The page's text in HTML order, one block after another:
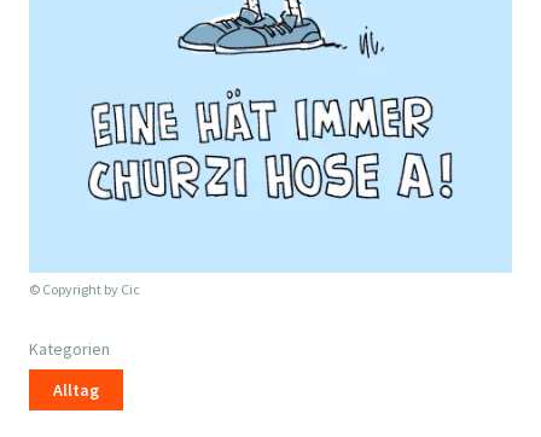
© Copyright by Cic
Kategorien
Alltag